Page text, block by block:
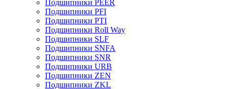
Подшипники PEER
Подшипники PFI
Подшипники PTI
Подшипники Roll Way
Подшипники SLF
Подшипники SNFA
Подшипники SNR
Подшипники URB
Подшипники ZEN
Подшипники ZKL